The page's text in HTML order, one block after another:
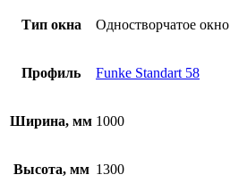
Тип окна Одностворчатое окно
Профиль Funke Standart 58
Ширина, мм 1000
Высота, мм 1300